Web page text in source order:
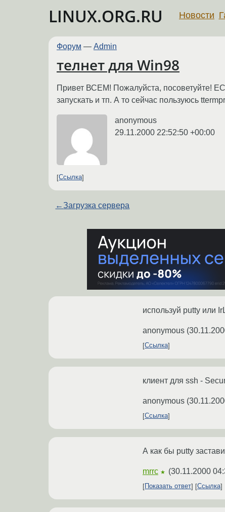
LINUX.ORG.RU Новости
Форум — Admin
телнет для Win98
Привет ВСЕМ! Пожалуйста, посоветуйте!
запускать и тп. А то сейчас пользуюсь
anonymous
29.11.2000 22:52:50 +00:00
Ссылка
←Загрузка сервера
используй putty или
anonymous (
Ссылка
клиент для ssh -
anonymous (
Ссылка
А как бы putty
mrrc ★ (30.11.2000
Показать ответ Ссылка